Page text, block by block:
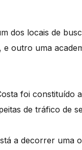
dos locais de
outro uma
foi
de tráfico de
a decorrer